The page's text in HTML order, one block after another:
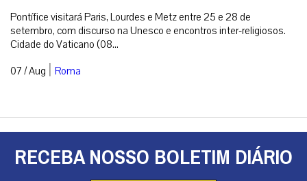
Pontífice visitará Paris, Lourdes e Metz entre 25 e 28 de
setembro, com discurso na Unesco e encontros inter-religiosos.
Cidade do Vaticano (08...
07 / Aug | Roma
RECEBA NOSSO BOLETIM DIÁRIO